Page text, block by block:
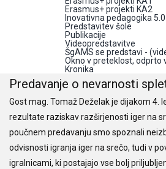
Erasmus+ projekti KA2
Inovativna pedagogika 5.0
Predstavitev šole
Publikacije
Videopredstavitve
ŠgAMS se predstavi -
Okno v preteklost, odprto
Kronika
Predavanje o nevarnosti
Gost mag. Tomaž Deželak je dijakom 4.
rezultate raziskav razširjenosti iger na
poučnem predavanju smo spoznali
odvisnosti igranja iger na srečo, tudi v
igralnicami, ki postajajo vse bolj